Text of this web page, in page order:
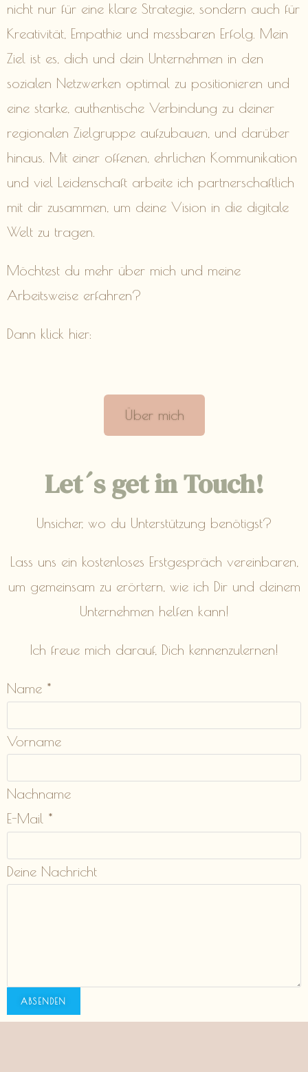
nicht nur für eine klare Strategie, sondern auch für
Kreativität, Empathie und messbaren Erfolg. Mein
Ziel ist es, dich und dein Unternehmen in den
sozialen Netzwerken optimal zu positionieren und
eine starke, authentische Verbindung zu deiner
regionalen Zielgruppe aufzubauen, und darüber
hinaus. Mit einer offenen, ehrlichen Kommunikation
und viel Leidenschaft arbeite ich partnerschaftlich
mit dir zusammen, um deine Vision in die digitale
Welt zu tragen.
Möchtest du mehr über mich und meine
Arbeitsweise erfahren?
Dann klick hier:
Über mich
Let´s get in Touch!
Unsicher, wo du Unterstützung benötigst?
Lass uns ein kostenloses Erstgespräch vereinbaren,
um gemeinsam zu erörtern, wie ich Dir und deinem
Unternehmen helfen kann!
Ich freue mich darauf, Dich kennenzulernen!
Name *
Vorname
Nachname
E-Mail *
Deine Nachricht
ABSENDEN